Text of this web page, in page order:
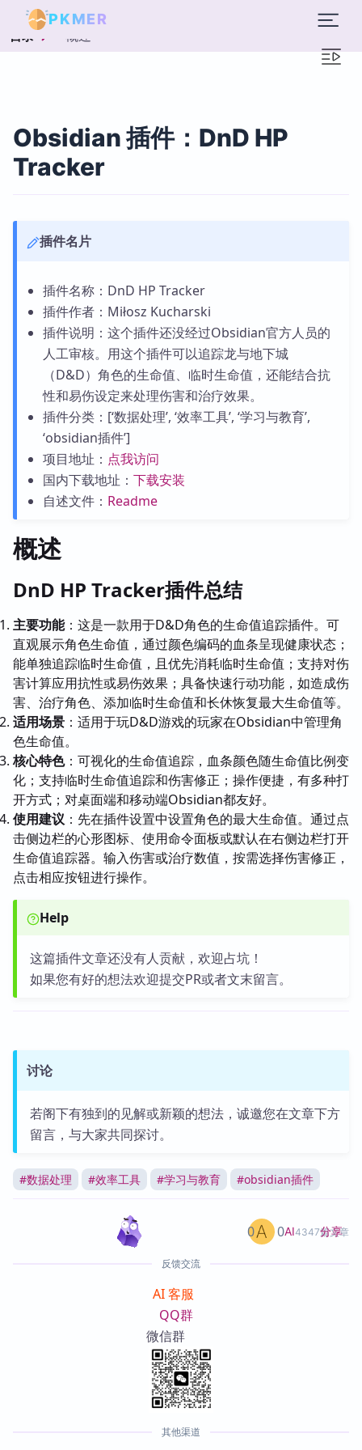
PKMER
目录 概述
Obsidian 插件：DnD HP
Tracker
插件名片
插件名称：DnD HP Tracker
插件作者：Miłosz Kucharski
插件说明：这个插件还没经过Obsidian官方人员的
人工审核。用这个插件可以追踪龙与地下城
（D&D）角色的生命值、临时生命值，还能结合抗
性和易伤设定来处理伤害和治疗效果。
插件分类：[‘数据处理’, ‘效率工具’, ‘学习与教育’,
‘obsidian插件’]
项目地址： 点我访问
国内下载地址： 下载安装
自述文件： Readme
概述
DnD HP Tracker插件总结
主要功能：这是一款用于D&D角色的生命值追踪插件。可
直观展示角色生命值，通过颜色编码的血条呈现健康状态；
能单独追踪临时生命值，且优先消耗临时生命值；支持对伤
害计算应用抗性或易伤效果；具备快速行动功能，如造成伤
害、治疗角色、添加临时生命值和长休恢复最大生命值等。
适用场景 ：适用于玩D&D游戏的玩家在Obsidian中管理角
色生命值。
核心特色：可视化的生命值追踪，血条颜色随生命值比例变
化；支持临时生命值追踪和伤害修正；操作便捷，有多种打
开方式；对桌面端和移动端Obsidian都友好。
使用建议 ：先在插件设置中设置角色的最大生命值。通过点
击侧边栏的心形图标、使用命令面板或默认在右侧边栏打开
生命值追踪器。输入伤害或治疗数值，按需选择伤害修正，
点击相应按钮进行操作。
Help
这篇插件文章还没有人贡献，欢迎占坑！
如果您有好的想法欢迎提交PR或者文末留言。
讨论
若阁下有独到的见解或新颖的想法，诚邀您在文章下方
留言，与大家共同探讨。
#数据处理 #效率工具 #学习与教育 #obsidian插件
AI4347篇文章
0 0 分享
反馈交流
AI 客服
QQ群
微信群
其他渠道